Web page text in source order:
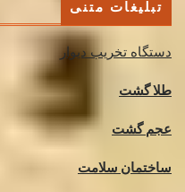
تبلیغات متنی
دستگاه تخریب دیوار
طلا گشت
عجم گشت
ساختمان سلامت